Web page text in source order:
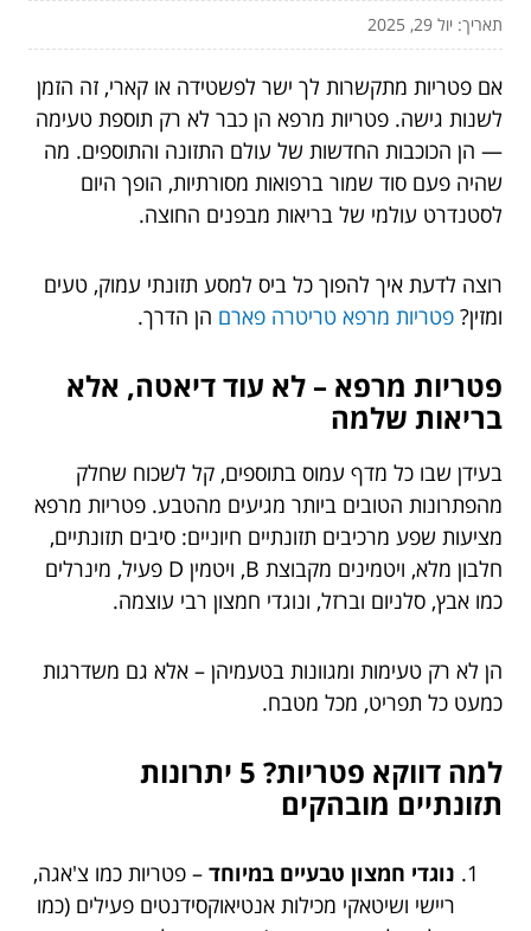
תאריך: יול 29, 2025
אם פטריות מתקשרות לך ישר לפשטידה או קארי, זה הזמן
לשנות גישה. פטריות מרפא הן כבר לא רק תוספת טעימה
— הן הכוכבות החדשות של עולם התזונה והתוספים. מה
שהיה פעם סוד שמור ברפואות מסורתיות, הופך היום
לסטנדרט עולמי של בריאות מבפנים החוצה.
רוצה לדעת איך להפוך כל ביס למסע תזונתי עמוק, טעים
ומזין? פטריות מרפא טריטרה פארם הן הדרך.
פטריות מרפא – לא עוד דיאטה, אלא
בריאות שלמה
בעידן שבו כל מדף עמוס בתוספים, קל לשכוח שחלק
מהפתרונות הטובים ביותר מגיעים מהטבע. פטריות מרפא
מציעות שפע מרכיבים תזונתיים חיוניים: סיבים תזונתיים,
חלבון מלא, ויטמינים מקבוצת B, ויטמין D פעיל, מינרלים
כמו אבץ, סלניום וברזל, ונוגדי חמצון רבי עוצמה.
הן לא רק טעימות ומגוונות בטעמיהן – אלא גם משדרגות
כמעט כל תפריט, מכל מטבח.
למה דווקא פטריות? 5 יתרונות
תזונתיים מובהקים
נוגדי חמצון טבעיים במיוחד – פטריות כמו צ'אגה,
ריישי ושיטאקי מכילות אנטיאוקסידנטים פעילים (כמו